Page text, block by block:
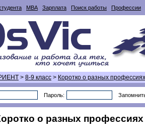
MBA Зарплата Поиск работы Профессии
> 8-9 класс > Коротко о разных профессиях
Пароль:
о разных профессиях